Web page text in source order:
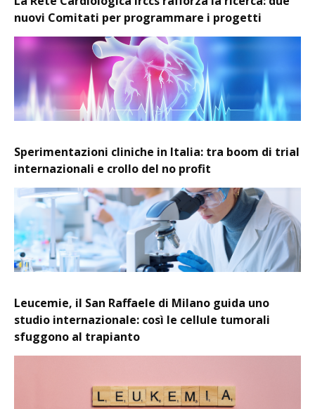
nuovi Comitati per programmare i progetti
Sperimentazioni cliniche in Italia: tra boom di trial
internazionali e crollo del no profit
Leucemie, il San Raffaele di Milano guida uno
studio internazionale: così le cellule tumorali
sfuggono al trapianto